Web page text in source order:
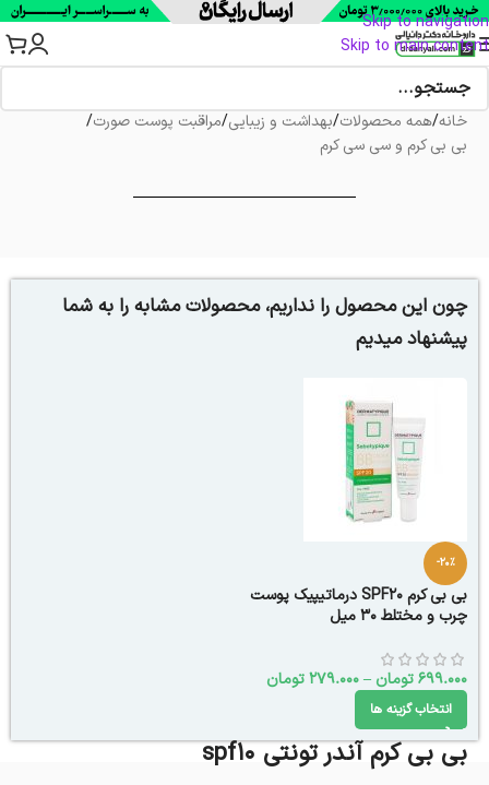
Skip to navigation
Skip to main content
خانه/همه محصولات/بهداشت و زیبایی/مراقبت پوست صورت/
بی بی کرم و سی سی کرم
چون این محصول را نداریم، محصولات مشابه را به شما
پیشنهاد میدیم
-20%
بی بی کرم SPF20 درماتیپیک پوست
چرب و مختلط 30 میل
699.000تومان –
279.000تومان
انتخاب گزینه ها
بی بی کرم آندر تونتی spf10